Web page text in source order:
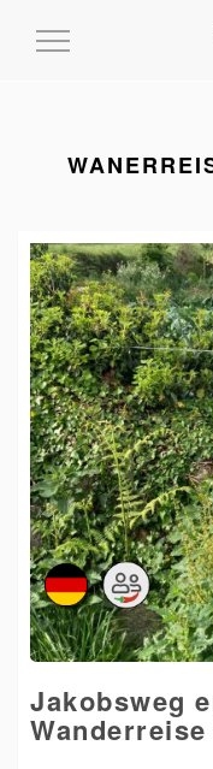
MENÜ
Jakobsweg
Wanderreise